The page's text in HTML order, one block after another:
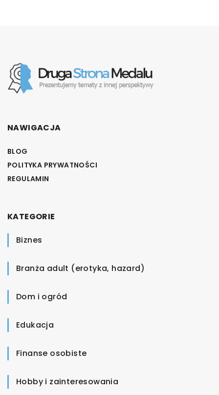
NAWIGACJA
BLOG
POLITYKA PRYWATNOŚCI
REGULAMIN
KATEGORIE
Biznes
Branża adult (erotyka, hazard)
Dom i ogród
Edukacja
Finanse osobiste
Hobby i zainteresowania